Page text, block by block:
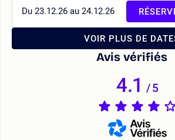
Du 23.12.26 au 24.12.26
VOIR PLUS DE
Avis vérifiés
4.1/5